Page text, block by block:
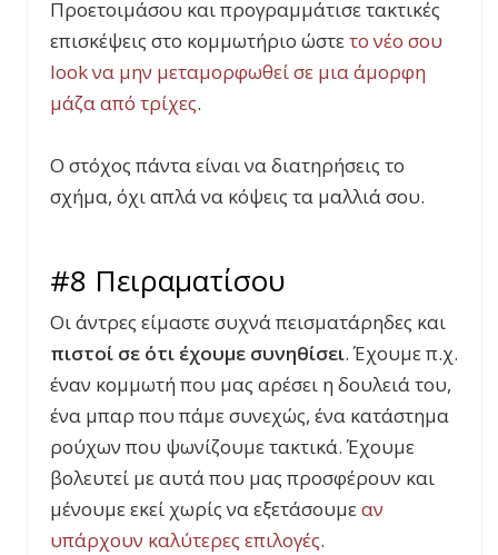
Προετοιμάσου και προγραμμάτισε τακτικές
επισκέψεις στο κομμωτήριο ώστετο νέο σου
lookνα μην μεταμορφωθεί σε μια άμορφη
μάζα από τρίχες.
Ο στόχος πάντα είναι να διατηρήσεις το
σχήμα, όχι απλά να κόψεις τα μαλλιά σου.
#8 Πειραματίσου
Οι άντρες είμαστε συχνά πεισματάρηδες και
πιστοί σε ότι έχουμε συνηθίσει. Έχουμε π.χ.
έναν κομμωτή που μας αρέσει η δουλειά του,
ένα μπαρ που πάμε συνεχώς, ένα κατάστημα
ρούχων που ψωνίζουμε τακτικά. Έχουμε
βολευτεί με αυτά που μας προσφέρουν και
μένουμε εκεί χωρίς να εξετάσουμεαν
υπάρχουν καλύτερες επιλογές.